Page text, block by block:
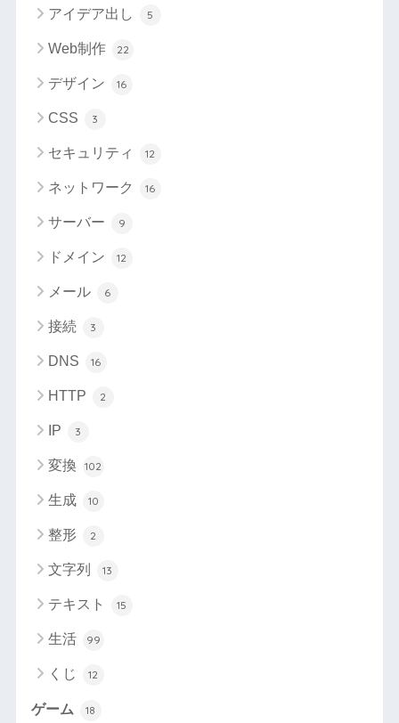
アイデア出し 5
Web制作 22
デザイン 16
CSS 3
セキュリティ 12
ネットワーク 16
サーバー 9
ドメイン 12
メール 6
接続 3
DNS 16
HTTP 2
IP 3
変換 102
生成 10
整形 2
文字列 13
テキスト 15
生活 99
くじ 12
ゲーム 18